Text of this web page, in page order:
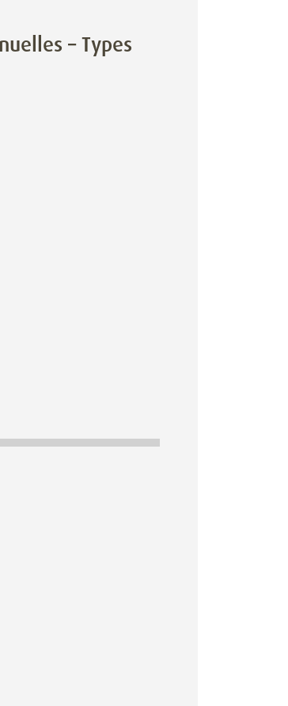
– Types